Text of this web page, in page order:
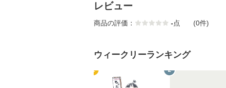
レビュー
商品の評価： -点 (0件)
ウィークリーランキング
1 2